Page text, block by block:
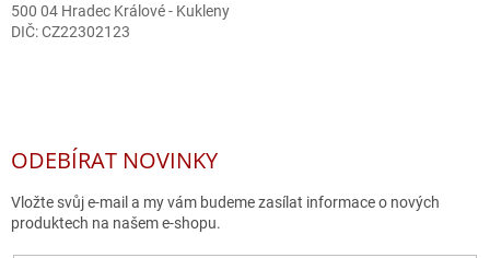
500 04 Hradec Králové - Kukleny
DIČ: CZ22302123
ODEBÍRAT NOVINKY
Vložte svůj e-mail a my vám budeme zasílat informace o nových
produktech na našem e-shopu.